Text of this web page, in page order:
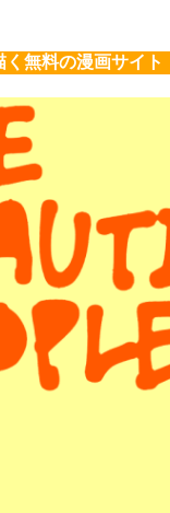
無料の漫画サイト